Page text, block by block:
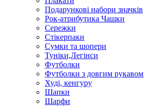
Подарункові набори значків
Рок-атрибутика Чашки
Сережки
Стікерпаки
Сумки та шопери
Туніки,Легінси
Футболки
Футболки з довгим рукавом
Худі, кенгуру
Шапки
Шарфи